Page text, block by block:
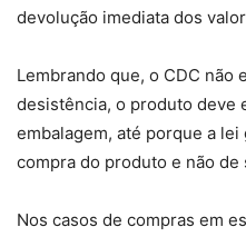
devolução imediata dos
Lembrando que, o CDC não
desistência, o produto deve
embalagem, até porque a
compra do produto e não de
Nos casos de compras em